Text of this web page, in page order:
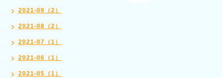
2021-09（2）
2021-08（2）
2021-07（1）
2021-06（1）
2021-05（1）